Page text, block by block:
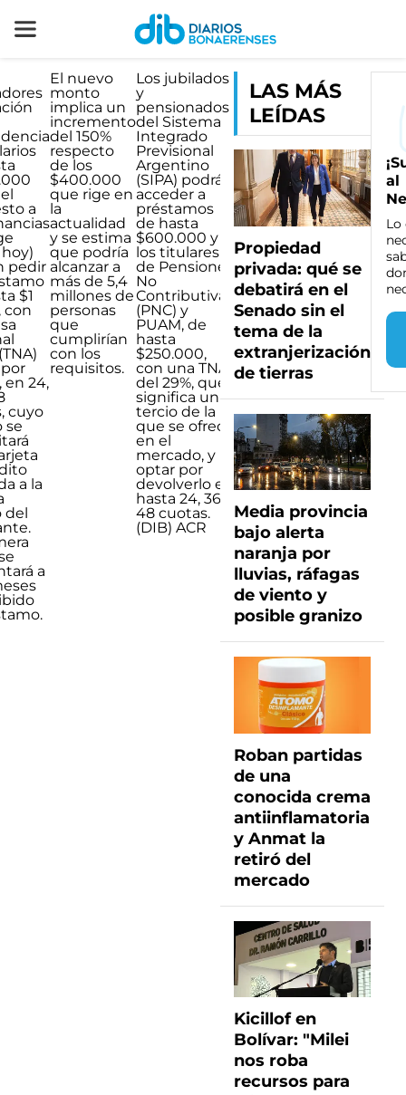
a
pedir
$1
con
en 24,
cuyo
se
a la
del
a
El nuevo
monto
implica un
incremento
del 150%
respecto
de los
$400.000
que rige en
la
actualidad
y se estima
que podría
alcanzar a
más de 5,4
millones de
personas
que
cumplirían
con los
requisitos.
Los jubilados
y
pensionados
del Sistema
Integrado
Previsional
Argentino
(SIPA) podrán
acceder a
préstamos
de hasta
$600.000 y
los titulares
de Pensiones
No
Contributivas
(PNC) y
PUAM, de
hasta
$250.000,
con una TNA
del 29%, que
significa un
tercio de la
que se ofrece
en el
mercado, y
optar por
devolverlo en
hasta 24, 36 ó
48 cuotas.
(DIB) ACR
LAS MÁS
LEÍDAS
Propiedad
privada: qué se
debatirá en el
Senado sin el
tema de la
extranjerización
de tierras
Media provincia
bajo alerta
naranja por
lluvias, ráfagas
de viento y
posible granizo
Roban partidas
de una
conocida crema
antiinflamatoria
y Anmat la
retiró del
mercado
Kicillof en
Bolívar: "Milei
nos roba
recursos para
al
Lo